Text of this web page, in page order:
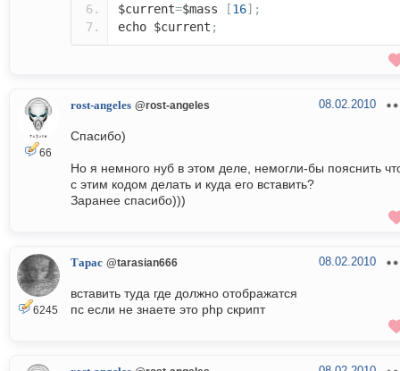
$current=$mass [16];
echo $current ;
66
rost-angeles @rost-angeles 08.02.2010
Спасибо)
Но я немного нуб в этом деле, немогли-бы пояснить
с этим кодом делать и куда его вставить?
Заранее спасибо)))
6245
Тарас @tarasian666 08.02.2010
вставить туда где должно отображатся
пс если не знаете это php скрипт